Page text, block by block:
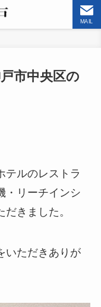
MAIL
市中央区の
テルのレストラ
・リーチインシ
きました。
いただきありが